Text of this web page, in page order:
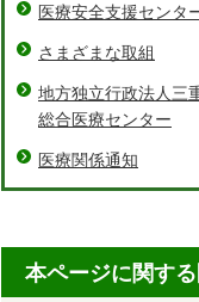
医療安全支援センタ
さまざまな取組
地方独立行政法人三
総合医療センター
医療関係通知
本ページに関す